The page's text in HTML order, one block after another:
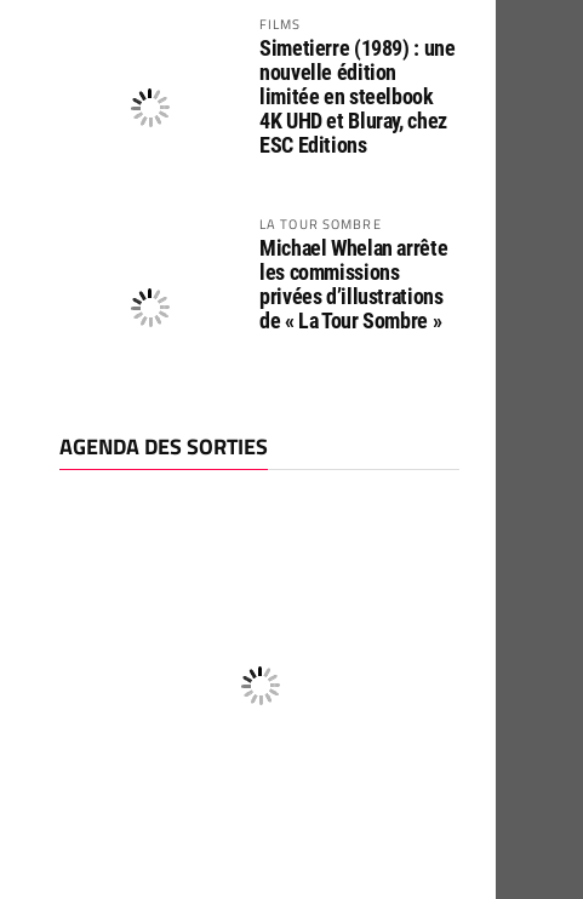
FILMS
Simetierre (1989) : une
nouvelle édition
limitée en steelbook
4K UHD et Bluray, chez
ESC Editions
LA TOUR SOMBRE
Michael Whelan arrête
les commissions
privées d’illustrations
de « La Tour Sombre »
AGENDA DES SORTIES